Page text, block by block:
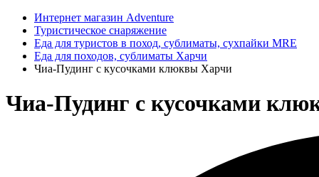
Интернет магазин Adventure
Туристическое снаряжение
Еда для туристов в поход, сублиматы, сухпайки MRE
Еда для походов, сублиматы Харчи
Чиа-Пудинг с кусочками клюквы Харчи
Чиа-Пудинг с кусочками